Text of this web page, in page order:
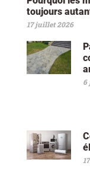
toujours
17 juillet 2026
6